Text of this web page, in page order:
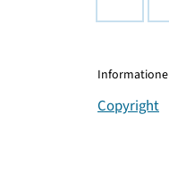
Copyright